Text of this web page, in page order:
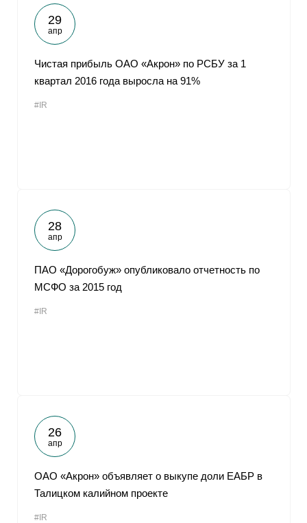
29
апр
Чистая прибыль ОАО «Акрон» по РСБУ за 1
квартал 2016 года выросла на 91%
#IR
28
апр
ПАО «Дорогобуж» опубликовало отчетность по
МСФО за 2015 год
#IR
26
апр
ОАО «Акрон» объявляет о выкупе доли ЕАБР в
Талицком калийном проекте
#IR